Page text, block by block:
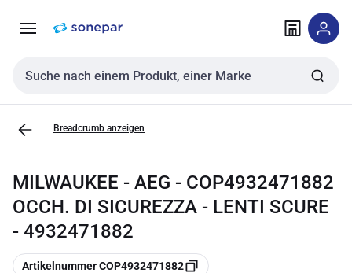
NavigationInhalt
Sucheingabe
Breadcrumb anzeigen
MILWAUKEE - AEG - COP4932471882
OCCH. DI SICUREZZA - LENTI SCURE
- 4932471882
Kopieren
Artikelnummer COP4932471882